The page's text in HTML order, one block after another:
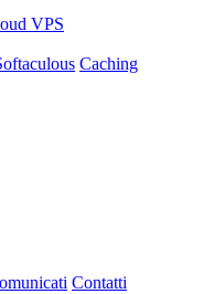
VPS
Caching
Contatti